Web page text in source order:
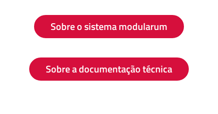
Sobre o sistema modularum
Sobre a documentação técnica